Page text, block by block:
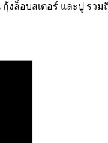
งล็อบสเตอร์ และปู ร